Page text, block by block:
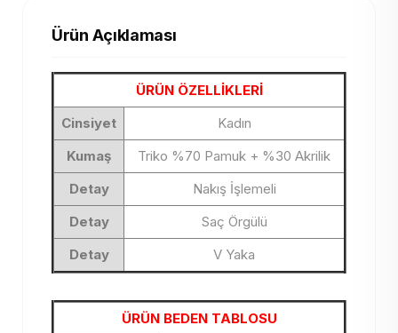
Ürün Açıklaması
ÜRÜN ÖZELLİKLERİ
Cinsiyet
Kadın
Kumaş
Triko %70 Pamuk + %30 Akrilik
Detay
Nakış İşlemeli
Detay
Saç Örgülü
Detay
V Yaka
ÜRÜN BEDEN TABLOSU